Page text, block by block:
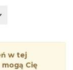
w tej
Cię